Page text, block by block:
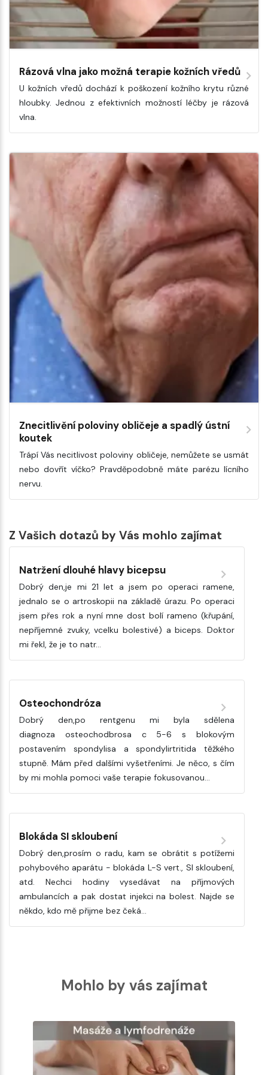
Rázová vlna jako možná terapie kožních vředů
U kožních vředů dochází k poškození kožního krytu různé
hloubky. Jednou z efektivních možností léčby je rázová
vlna.
Znecitlivění poloviny obličeje a spadlý ústní
koutek
Trápí Vás necitlivost poloviny obličeje, nemůžete se usmát
nebo dovřít víčko? Pravděpodobně máte parézu lícního
nervu.
Z Vašich dotazů by Vás mohlo zajímat
Natržení dlouhé hlavy bicepsu
Dobrý den,je mi 21 let a jsem po operaci ramene,
jednalo se o artroskopii na základě úrazu. Po operaci
jsem přes rok a nyní mne dost bolí rameno (křupání,
nepříjemné zvuky, vcelku bolestivé) a biceps. Doktor
mi řekl, že je to natr…
Osteochondróza
Dobrý den,po rentgenu mi byla sdělena
diagnoza osteochodbrosa c 5-6 s blokovým
postavením spondylisa a spondylirtritida těžkého
stupně. Mám před dalšími vyšetřeními. Je něco, s čím
by mi mohla pomoci vaše terapie fokusovanou…
Blokáda SI skloubení
Dobrý den,prosím o radu, kam se obrátit s potížemi
pohybového aparátu - blokáda L-S vert., SI skloubení,
atd. Nechci hodiny vysedávat na příjmových
ambulancích a pak dostat injekci na bolest. Najde se
někdo, kdo mě přijme bez čeká…
Mohlo by vás zajímat